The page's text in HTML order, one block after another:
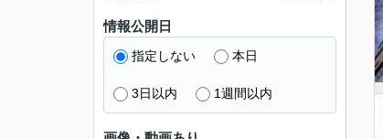
情報公開日
指定しない 本日
3日以内 1週間以内